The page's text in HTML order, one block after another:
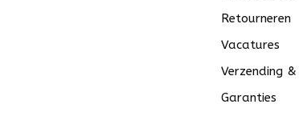
Retourneren
Vacatures
Verzending
Garanties